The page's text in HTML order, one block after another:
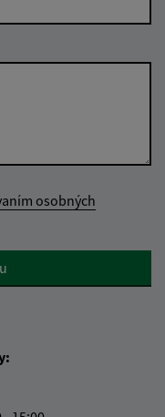
osobných